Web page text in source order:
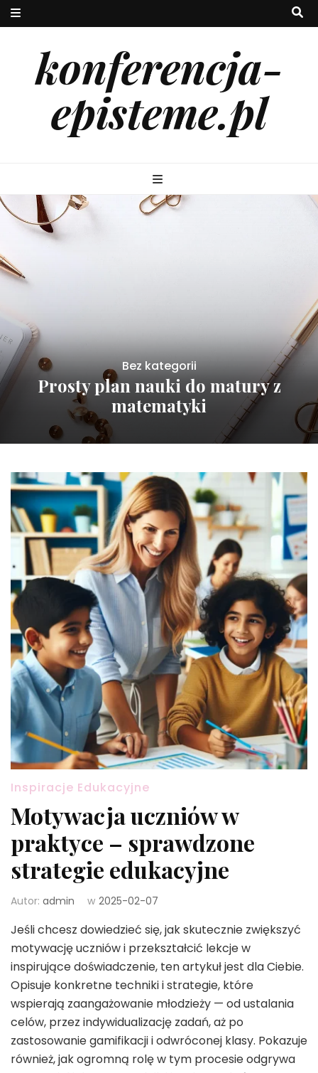
konferencja-
episteme.pl
Bez kategorii
Prosty plan nauki do matury z
matematyki
Inspiracje Edukacyjne
Motywacja uczniów w
praktyce – sprawdzone
strategie edukacyjne
Autor: admin w 2025-02-07
Jeśli chcesz dowiedzieć się, jak skutecznie zwiększyć
motywację uczniów i przekształcić lekcje w
inspirujące doświadczenie, ten artykuł jest dla Ciebie.
Opisuje konkretne techniki i strategie, które
wspierają zaangażowanie młodzieży — od ustalania
celów, przez indywidualizację zadań, aż po
zastosowanie gamifikacji i odwróconej klasy. Pokazuje
również, jak ogromną rolę w tym procesie odgrywa